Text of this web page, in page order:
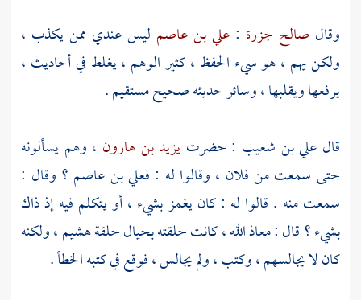
وقال صالح جزرة :علي بن عاصم ليس عندي ممن يكذب ،
ولكن يهم ، هو سيء الحفظ ، كثير الوهم ، يغلط في أحاديث ،
يرفعها ويقلبها ، وسائر حديثه صحيح مستقيم .
قال علي بن شعيب : حضرت يزيد بن هارون ، وهم يسألونه
حتى سمعت من فلان ، وقالوا له : فعلي بن عاصم ؟ وقال :
سمعت منه . قالوا له : كان يغمز بشيء ، أو يتكلم فيه إذ ذاك
بشيء ؟ قال : معاذ الله ، كانت حلقته بحيال حلقةهشيم، ولكنه
كان لا يجالسهم ، وكتب ، ولم يجالس ، فوقع في كتبه الخطأ .